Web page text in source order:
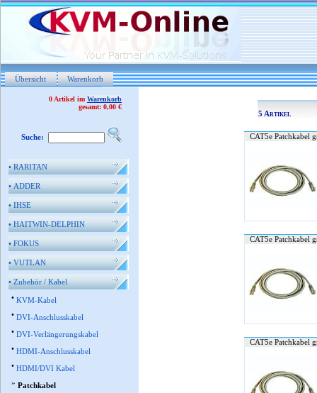
Übersicht Warenkorb
0 Artikel im Warenkorb
gesamt: 0,00 €
Suche:
•RARITAN
•ADDER
•IHSE
•HAITWIN-DELPHIN
•FOKUS
•VUTLAN
•Zubehör / Kabel
• KVM-Kabel
• DVI-Anschlusskabel
• DVI-Verlängerungskabel
• HDMI-Anschlusskabel
• HDMI/DVI Kabel
» Patchkabel
5 Artikel
CAT5e Patchkabel
CAT5e Patchkabel
CAT5e Patchkabel